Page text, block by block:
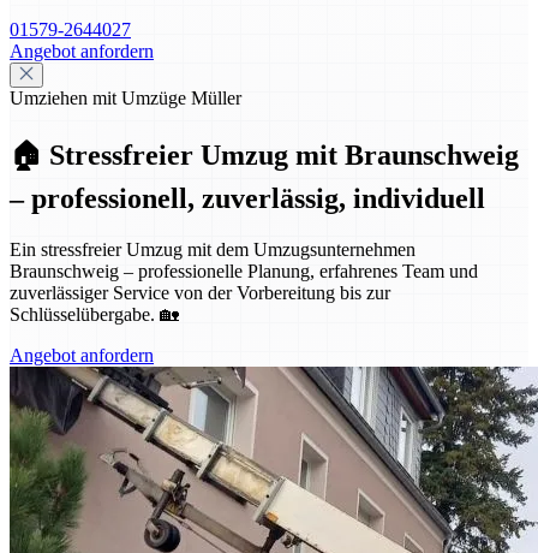
01579-2644027
Angebot anfordern
Umziehen mit Umzüge Müller
🏠 Stressfreier Umzug mit Braunschweig
– professionell, zuverlässig, individuell
Ein stressfreier Umzug mit dem Umzugsunternehmen
Braunschweig – professionelle Planung, erfahrenes Team und
zuverlässiger Service von der Vorbereitung bis zur
Schlüsselübergabe. 🏡
Angebot anfordern